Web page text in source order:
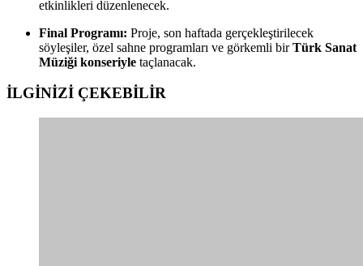
etkinlikleri düzenlenecek.
Final Programı: Proje, son haftada gerçekleştirilecek
söyleşiler, özel sahne programları ve görkemli birTürk Sanat
Müziği konseriyle taçlanacak.
İLGİNİZİ ÇEKEBİLİR